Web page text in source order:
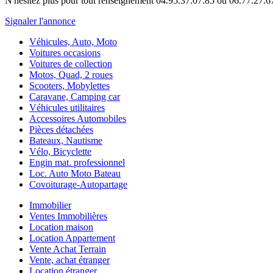
Signaler l'annonce
Véhicules, Auto, Moto
Voitures occasions
Voitures de collection
Motos, Quad, 2 roues
Scooters, Mobylettes
Caravane, Camping car
Véhicules utilitaires
Accessoires Automobiles
Pièces détachées
Bateaux, Nautisme
Vélo, Bicyclette
Engin mat. professionnel
Loc. Auto Moto Bateau
Covoiturage-Autopartage
Immobilier
Ventes Immobilières
Location maison
Location Appartement
Vente Achat Terrain
Vente, achat étranger
Location étranger